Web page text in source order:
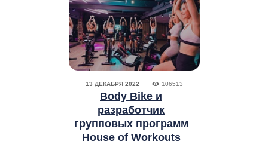
13 ДЕКАБРЯ 2022 106513
Body Bike и
разработчик
групповых программ
House of Workouts